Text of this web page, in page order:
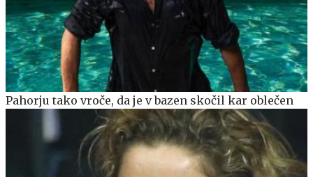
Pahorju tako vroče, da je v bazen skočil kar oblečen